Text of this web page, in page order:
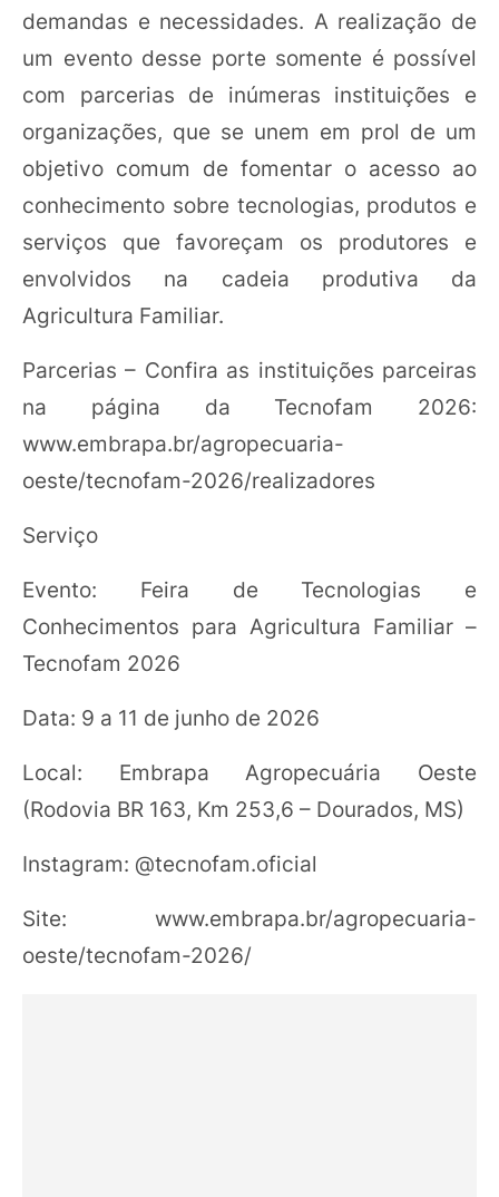
demandas e necessidades. A realização de
um evento desse porte somente é possível
com parcerias de inúmeras instituições e
organizações, que se unem em prol de um
objetivo comum de fomentar o acesso ao
conhecimento sobre tecnologias, produtos e
serviços que favoreçam os produtores e
envolvidos na cadeia produtiva da
Agricultura Familiar.
Parcerias – Confira as instituições parceiras
na página da Tecnofam 2026:
www.embrapa.br/agropecuaria-
oeste/tecnofam-2026/realizadores
Serviço
Evento: Feira de Tecnologias e
Conhecimentos para Agricultura Familiar –
Tecnofam 2026
Data: 9 a 11 de junho de 2026
Local: Embrapa Agropecuária Oeste
(Rodovia BR 163, Km 253,6 – Dourados, MS)
Instagram: @tecnofam.oficial
Site: www.embrapa.br/agropecuaria-
oeste/tecnofam-2026/